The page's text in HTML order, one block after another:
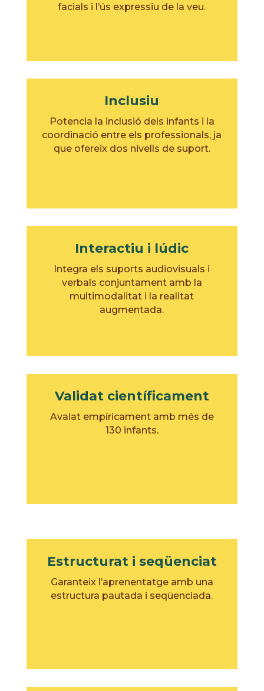
facials i l’ús expressiu de la veu.
Inclusiu
Potencia la inclusió dels infants i la
coordinació entre els professionals, ja
que ofereix dos nivells de suport.
Interactiu i lúdic
Integra els suports audiovisuals i
verbals conjuntament amb la
multimodalitat i la realitat
augmentada.
Validat científicament
Avalat empíricament amb més de
130 infants.
Estructurat i seqüenciat
Garanteix l’aprenentatge amb una
estructura pautada i seqüenciada.